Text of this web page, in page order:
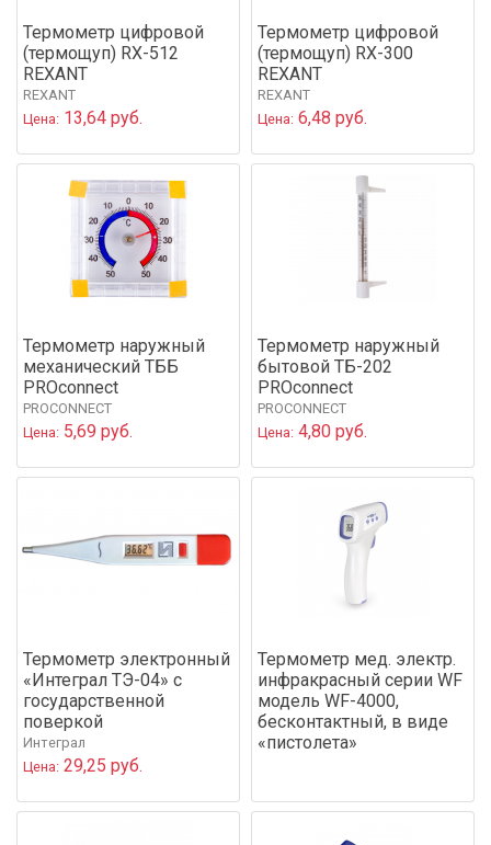
Термометр цифровой
(термощуп) RX-512
REXANT
REXANT
Цена: 13,64 руб.
Термометр цифровой
(термощуп) RX-300
REXANT
REXANT
Цена: 6,48 руб.
Термометр наружный
механический ТББ
PROconnect
PROCONNECT
Цена: 5,69 руб.
Термометр наружный
бытовой ТБ-202
PROconnect
PROCONNECT
Цена: 4,80 руб.
Термометр электронный
«Интеграл ТЭ-04» с
государственной
поверкой
Интеграл
Цена: 29,25 руб.
Термометр мед. электр.
инфракрасный серии WF
модель WF-4000,
бесконтактный, в виде
«пистолета»